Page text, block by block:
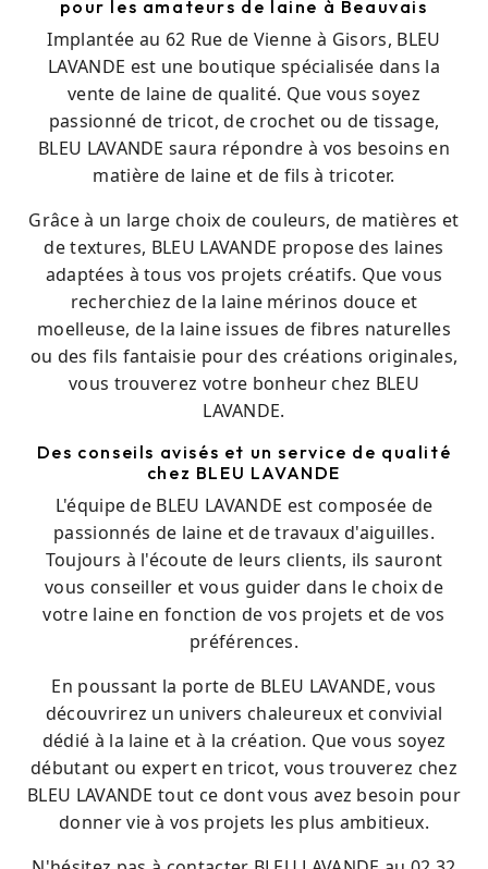
pour les amateurs de laine à Beauvais
Implantée au 62 Rue de Vienne à Gisors, BLEU
LAVANDE est une boutique spécialisée dans la
vente de laine de qualité. Que vous soyez
passionné de tricot, de crochet ou de tissage,
BLEU LAVANDE saura répondre à vos besoins en
matière de laine et de fils à tricoter.
Grâce à un large choix de couleurs, de matières et
de textures, BLEU LAVANDE propose des laines
adaptées à tous vos projets créatifs. Que vous
recherchiez de la laine mérinos douce et
moelleuse, de la laine issues de fibres naturelles
ou des fils fantaisie pour des créations originales,
vous trouverez votre bonheur chez BLEU
LAVANDE.
Des conseils avisés et un service de qualité
chez BLEU LAVANDE
L'équipe de BLEU LAVANDE est composée de
passionnés de laine et de travaux d'aiguilles.
Toujours à l'écoute de leurs clients, ils sauront
vous conseiller et vous guider dans le choix de
votre laine en fonction de vos projets et de vos
préférences.
En poussant la porte de BLEU LAVANDE, vous
découvrirez un univers chaleureux et convivial
dédié à la laine et à la création. Que vous soyez
débutant ou expert en tricot, vous trouverez chez
BLEU LAVANDE tout ce dont vous avez besoin pour
donner vie à vos projets les plus ambitieux.